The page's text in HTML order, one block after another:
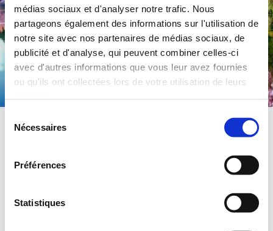
médias sociaux et d'analyser notre trafic. Nous
partageons également des informations sur l'utilisation de
notre site avec nos partenaires de médias sociaux, de
publicité et d'analyse, qui peuvent combiner celles-ci
avec d'autres informations que vous leur avez fournies
ou qu'ils ont collectées lors de votre utilisation de leurs
Nécessaires
Préférences
Statistiques
Commune de Préty